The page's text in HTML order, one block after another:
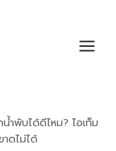
น้ำพับได้ดีไหม? ไอเท็ม
ดไม่ได้